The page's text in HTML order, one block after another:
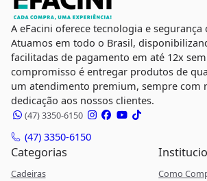
A eFacini oferece tecnologia e segurança
Atuamos em todo o Brasil,
facilitadas de pagamento em até 12x
compromisso é entregar produtos de
um atendimento premium, sempre com
dedicação aos nossos clientes.
(47) 3350-6150
(47) 3350-6150
Categorias
Cadeiras
Como